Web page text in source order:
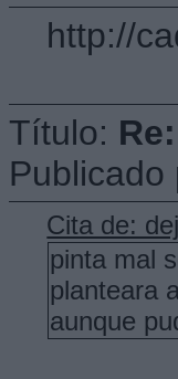
http://
Título:
Publicado
Cita de:
pinta mal
planteara
aunque